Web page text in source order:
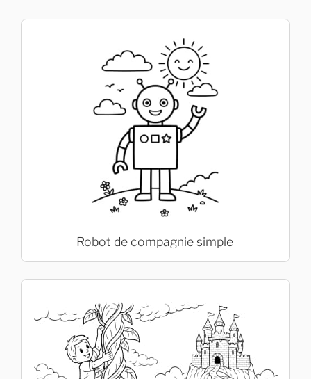
Robot de compagnie simple